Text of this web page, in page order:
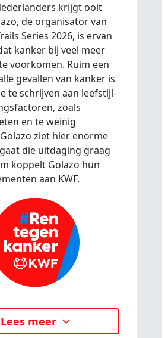
krijgt ooit
de organisator van
Series 2026, is ervan
kanker bij veel meer
voorkomen. Ruim een
gevallen van kanker is
te schrijven aan leefstijl-
zoals
en te weinig
ziet hier enorme
die uitdaging graag
koppelt Golazo hun
aan KWF.
Lees meer